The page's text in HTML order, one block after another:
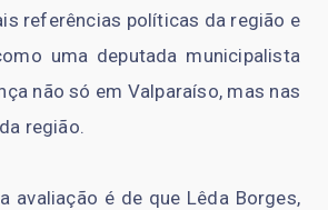
referências políticas da região e
uma deputada municipalista
não só em Valparaíso, mas nas
região.
avaliação é de que Lêda Borges,